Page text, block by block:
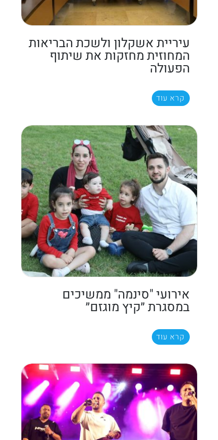
עיריית אשקלון ולשכת הבריאות
המחוזית מחזקות את שיתוף
הפעולה
קרא עוד
אירועי "סינמה" ממשיכים
במסגרת ״קיץ מוגזם״
קרא עוד